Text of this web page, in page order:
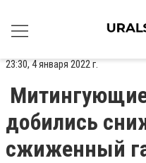
23:30, 4 января 2022 г.
добились
сжиженный